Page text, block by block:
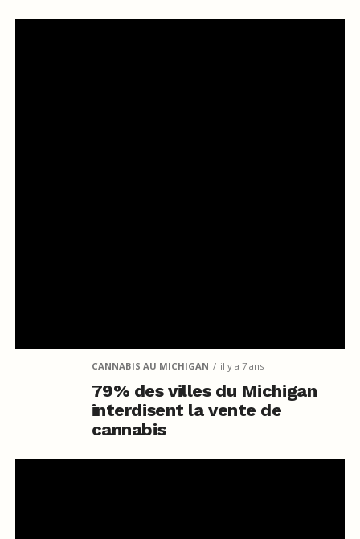
CANNABIS AU MICHIGAN il y a 7 ans
79% des villes du Michigan
interdisent la vente de
cannabis